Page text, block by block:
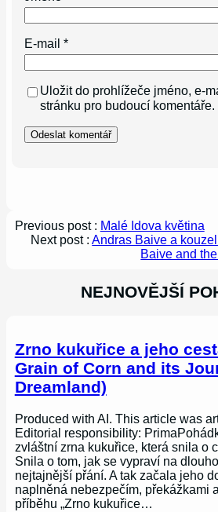
E-mail*
Uložit do prohlížeče jméno, e-
stránku pro budoucí komentáře.
Previous post : Malé Idova květina
Next post :Andras Baive a
Baive and
NEJNOVĚJŠÍ
Zrno kukuřice a jeho
Grain of Corn and its
Dreamland)
Produced with AI. This article was
Editorial responsibility:
zvláštní zrna kukuřice, která snila o
Snila o tom, jak se vypraví na
nejtajnější přání. A tak začala jeho
naplněná nebezpečím, překážkami
příběhu „Zrno kukuřice…